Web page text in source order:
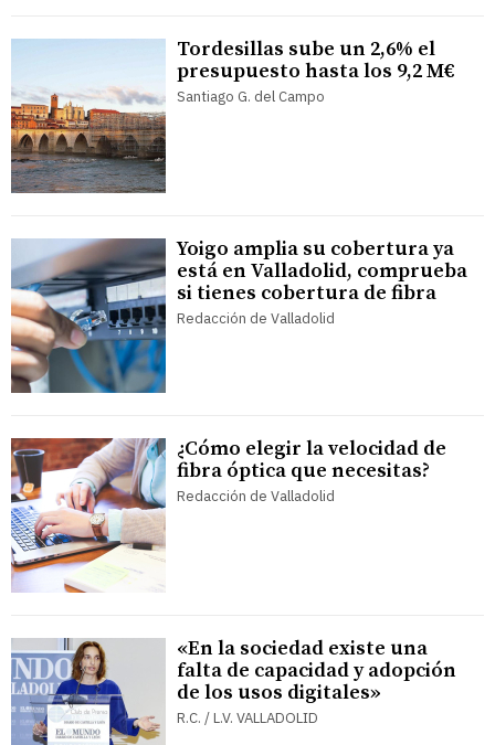
Tordesillas sube un 2,6% el
presupuesto hasta los 9,2 M€
Santiago G. del Campo
Yoigo amplia su cobertura ya
está en Valladolid, comprueba
si tienes cobertura de fibra
Redacción de Valladolid
¿Cómo elegir la velocidad de
fibra óptica que necesitas?
Redacción de Valladolid
«En la sociedad existe una
falta de capacidad y adopción
de los usos digitales»
R.C. / L.V. VALLADOLID